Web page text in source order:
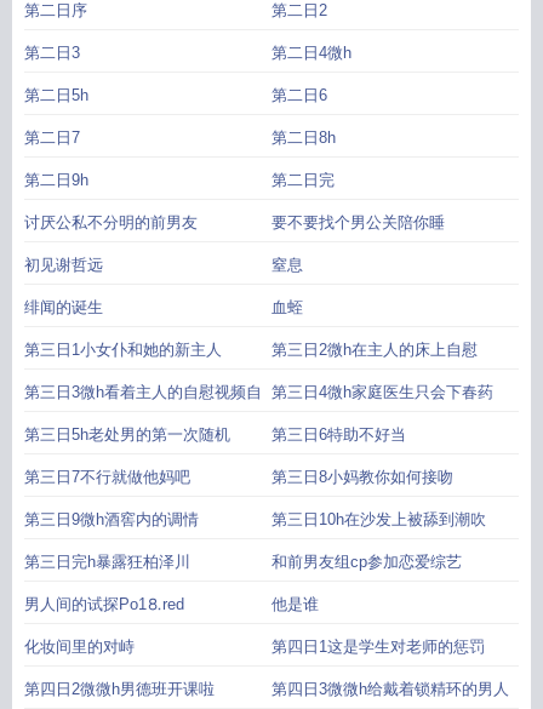
第二日序 第二日2
第二日3 第二日4微h
第二日5h 第二日6
第二日7 第二日8h
第二日9h 第二日完
讨厌公私不分明的前男友 要不要找个男公关陪你睡
初见谢哲远 窒息
绯闻的诞生 血蛭
第三日1小女仆和她的新主人 第三日2微h在主人的床上自慰
第三日3微h看着主人的自慰视频自 第三日4微h家庭医生只会下春药
第三日5h老处男的第一次随机 第三日6特助不好当
第三日7不行就做他妈吧 第三日8小妈教你如何接吻
第三日9微h酒窖内的调情 第三日10h在沙发上被舔到潮吹
第三日完h暴露狂柏泽川 和前男友组cp参加恋爱综艺
男人间的试探Рo1⒏red 他是谁
化妆间里的对峙 第四日1这是学生对老师的惩罚
第四日2微微h男德班开课啦 第四日3微微h给戴着锁精环的男人